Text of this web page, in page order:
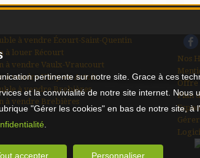
à vendre Écourt-Saint-Quentin
à louer Récourt
à vendre Vaulx-Vraucourt
à vendre Vitry-en-Artois
à vendre Brebières
à vendre Brebières
Nos
Offre
Plan
pertinente sur notre site. Grace à ces
et la convivialité de notre site internet.
"Gérer les cookies" en bas de notre site,
accepter Personnaliser